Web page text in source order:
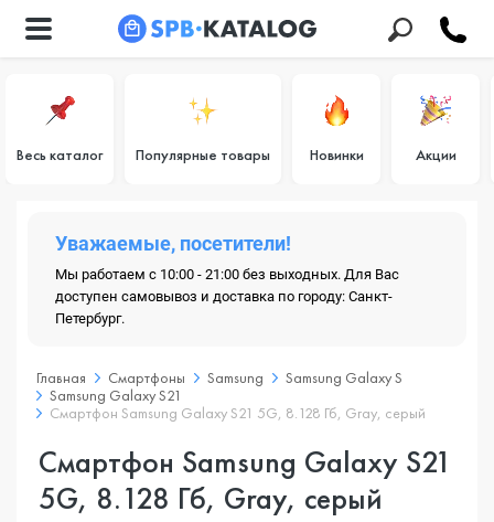
Весь каталог Популярные товары Новинки Акции
Уважаемые, посетители!
Мы работаем с 10:00 - 21:00 без выходных. Для Вас
доступен самовывоз и доставка по городу: Санкт-
Петербург.
Главная Смартфоны Samsung
Samsung Galaxy S
Samsung Galaxy S21
Смартфон Samsung Galaxy S21 5G, 8.128 Гб, Gray, серый
Смартфон Samsung Galaxy S21
5G, 8.128 Гб, Gray, серый